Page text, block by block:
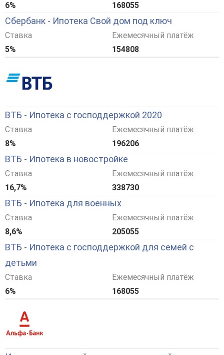
6%
168055
Сбербанк - Ипотека Свой дом под ключ
Ставка
5%
Ежемесячный платёж
154808
ВТБ - Ипотека с господдержкой 2020
Ставка
8%
Ежемесячный платёж
196206
ВТБ - Ипотека в новостройке
Ставка
16,7%
Ежемесячный платёж
338730
ВТБ - Ипотека для военных
Ставка
8,6%
Ежемесячный платёж
205055
ВТБ - Ипотека с господдержкой для семей с
детьми
Ставка
6%
Ежемесячный платёж
168055